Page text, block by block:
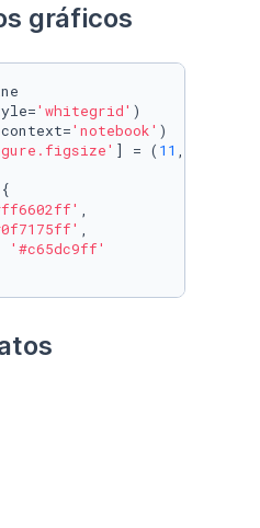
gráficos
'whitegrid' )
'notebook' )
] = ( 11 ,
,
,
'#c65dc9ff'